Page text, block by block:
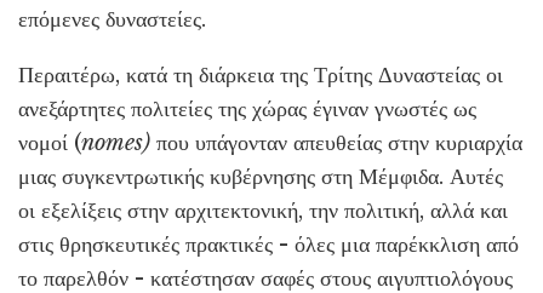
επόμενες δυναστείες.
Περαιτέρω, κατά τη διάρκεια της Τρίτης Δυναστείας οι
ανεξάρτητες πολιτείες της χώρας έγιναν γνωστές ως
νομοί (nomes) που υπάγονταν απευθείας στην κυριαρχία
μιας συγκεντρωτικής κυβέρνησης στη Μέμφιδα. Αυτές
οι εξελίξεις στην αρχιτεκτονική, την πολιτική, αλλά και
στις θρησκευτικές πρακτικές - όλες μια παρέκκλιση από
το παρελθόν - κατέστησαν σαφές στους αιγυπτιολόγους